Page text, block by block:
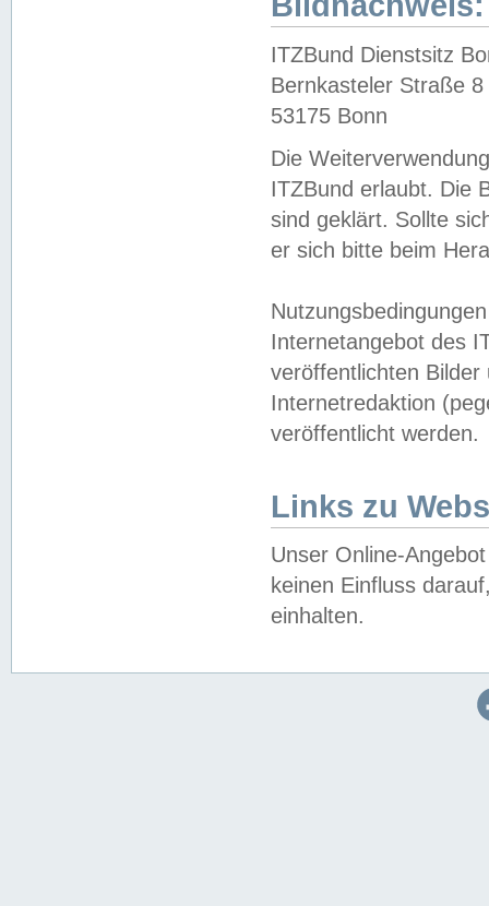
ITZBund Dienstsitz
Bernkasteler Straße 8
53175 Bonn
Die
ITZBund erlaubt. Die
sind geklärt. Sollte
er sich bitte beim
Internetangebot des
veröffentlichten
Internetredaktion
veröffentlicht werden.
Links zu
Unser Online-
keinen Einfluss
einhalten.